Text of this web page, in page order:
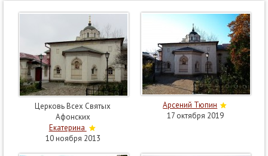
Церковь Всех Святых
Афонских
Екатерина
10 ноября 2013
Арсений Тюпин
17 октября 2019